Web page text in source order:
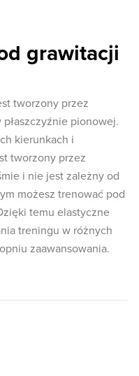
grawitacji
tworzony przez
pionowej.
kierunkach i
tworzony przez
i nie jest zależny od
możesz trenować pod
temu elastyczne
treningu w różnych
zaawansowania.